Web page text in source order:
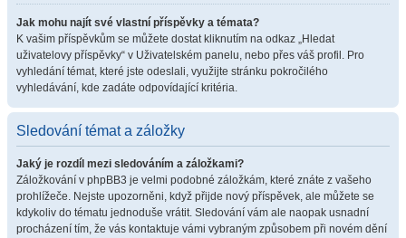
Jak mohu najít své vlastní příspěvky a témata?
K vašim příspěvkům se můžete dostat kliknutím na odkaz „Hledat
uživatelovy příspěvky“ v Uživatelském panelu, nebo přes váš profil. Pro
vyhledání témat, které jste odeslali, využijte stránku pokročilého
vyhledávání, kde zadáte odpovídající kritéria.
Sledování témat a záložky
Jaký je rozdíl mezi sledováním a záložkami?
Záložkování v phpBB3 je velmi podobné záložkám, které znáte z vašeho
prohlížeče. Nejste upozorněni, když přijde nový příspěvek, ale můžete se
kdykoliv do tématu jednoduše vrátit. Sledování vám ale naopak usnadní
procházení tím, že vás kontaktuje vámi vybraným způsobem při novém dění